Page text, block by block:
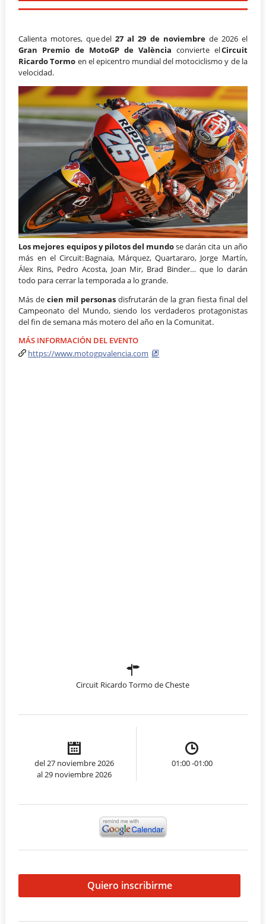
Calienta motores, que del27 al 29 de noviembrede 2026 el
Gran Premio de MotoGP de València convierte elCircuit
Ricardo Tormo en el epicentro mundial del motociclismo y de la
velocidad.
Los mejores equipos y pilotos del mundose darán cita un año
más en el Circuit: Bagnaia, Márquez, Quartararo, Jorge Martín,
Álex Rins, Pedro Acosta, Joan Mir, Brad Binder… que lo darán
todo para cerrar la temporada a lo grande.
Más de cien mil personasdisfrutarán de la gran fiesta final del
Campeonato del Mundo, siendo los verdaderos protagonistas
del fin de semana más motero del año en la Comunitat.
MÁS INFORMACIÓN DEL EVENTO
https://www.motogpvalencia.com
Circuit Ricardo Tormo de Cheste
del 27 noviembre 2026
al 29 noviembre 2026
01:00 -01:00
Quiero inscribirme